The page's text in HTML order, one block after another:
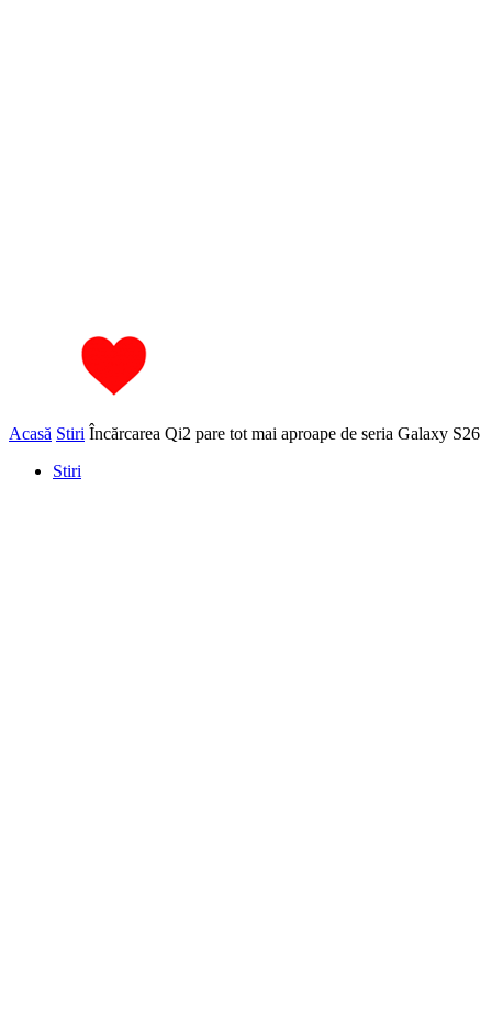
Acasă Stiri Încărcarea Qi2 pare tot mai aproape de seria Galaxy S26
Stiri